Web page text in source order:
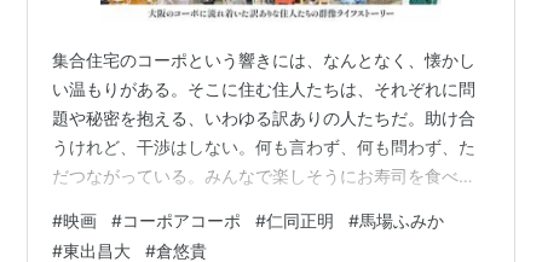
集合住宅のコーポという響きには、なんとなく、懐かし
い温もりがある。そこに住む住人たちは、それぞれに問
題や秘密を抱える、いわゆる訳ありの人たちだ。助け合
うけれど、干渉はしない。何も言わず、何も問わず、た
だつながっている。みんなで楽しそうにお寿司を食べる
しい。 映画『コーポ・ア・コーポ』公式サイト
#映画 #コーポアコーポ #仁同正明 #馬場ふみか
#東出昌大 #倉悠貴